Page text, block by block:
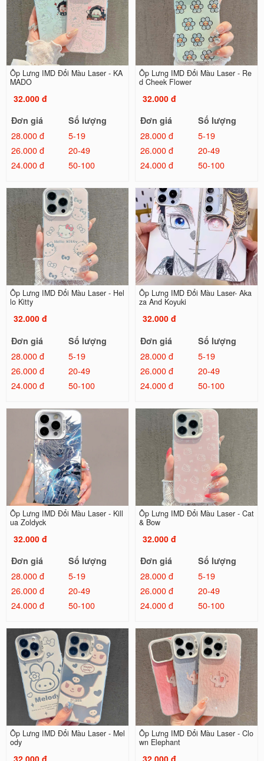
Ốp Lưng IMD Đổi Màu Laser - KA
MADO
32.000 đ
Đơn giá
Số lượng
28.000 đ
5-19
26.000 đ
20-49
24.000 đ
50-100
Ốp Lưng IMD Đổi Màu Laser - Re
d Cheek Flower
32.000 đ
Đơn giá
Số lượng
28.000 đ
5-19
26.000 đ
20-49
24.000 đ
50-100
Ốp Lưng IMD Đổi Màu Laser - Hel
lo Kitty
32.000 đ
Đơn giá
Số lượng
28.000 đ
5-19
26.000 đ
20-49
24.000 đ
50-100
Ốp Lưng IMD Đổi Màu Laser- Aka
za And Koyuki
32.000 đ
Đơn giá
Số lượng
28.000 đ
5-19
26.000 đ
20-49
24.000 đ
50-100
Ốp Lưng IMD Đổi Màu Laser - Kill
ua Zoldyck
32.000 đ
Đơn giá
Số lượng
28.000 đ
5-19
26.000 đ
20-49
24.000 đ
50-100
Ốp Lưng IMD Đổi Màu Laser - Cat
& Bow
32.000 đ
Đơn giá
Số lượng
28.000 đ
5-19
26.000 đ
20-49
24.000 đ
50-100
Ốp Lưng IMD Đổi Màu Laser - Mel
ody
Ốp Lưng IMD Đổi Màu Laser - Clo
wn Elephant